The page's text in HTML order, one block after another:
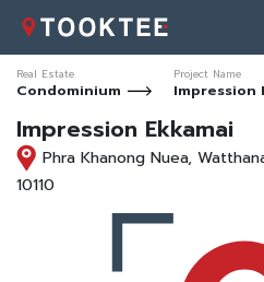
Real Estate
Condominium
Project Name
Impression
Impression Ekkamai
Phra Khanong Nuea,
10110